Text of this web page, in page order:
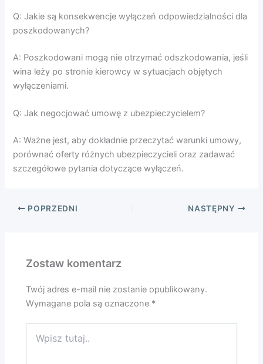
Q: Jakie są konsekwencje wyłączeń odpowiedzialności dla
poszkodowanych?
A: Poszkodowani mogą nie otrzymać odszkodowania, jeśli
wina leży po stronie kierowcy w sytuacjach objętych
wyłączeniami.
Q: Jak negocjować umowę z ubezpieczycielem?
A: Ważne jest, aby dokładnie przeczytać warunki umowy,
porównać oferty różnych ubezpieczycieli oraz zadawać
szczegółowe pytania dotyczące wyłączeń.
POPRZEDNI NASTĘPNY
Zostaw komentarz
Twój adres e-mail nie zostanie opublikowany.
Wymagane pola są oznaczone *
tutaj..